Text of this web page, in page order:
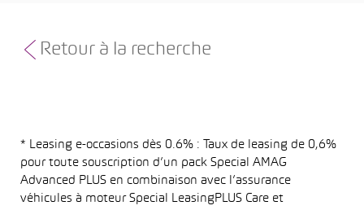
Retour à la recherche
* Leasing e-occasions dès 0.6% : Taux de leasing de 0,6%
pour toute souscription d’un pack Special AMAG
Advanced PLUS en combinaison avec l’assurance
véhicules à moteur Special LeasingPLUS Care et